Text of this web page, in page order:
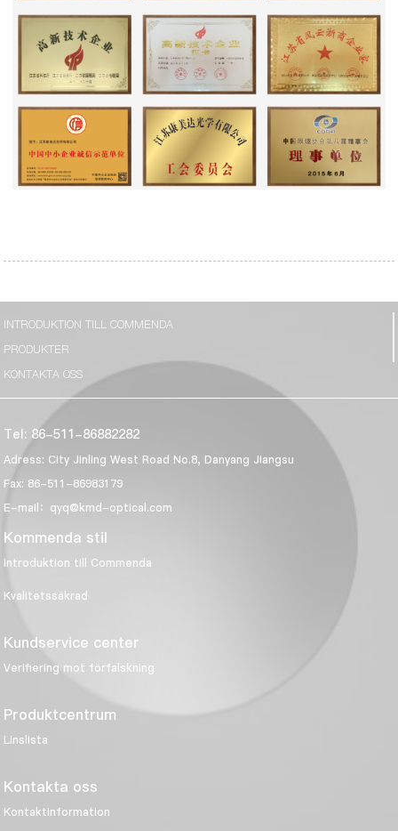
INTRODUKTION TILL COMMENDA
PRODUKTER
KONTAKTA OSS
Tel: 86-511-86882282
Adress: City Jinling West Road No.8, Danyang Jiangsu
Fax: 86-511-86983179
E-mail：qyq@kmd-optical.com
Kommenda stil
Introduktion till Commenda
Kvalitetssäkrad
Kundservice center
Verifiering mot förfalskning
Produktcentrum
Linslista
Kontakta oss
Kontaktinformation